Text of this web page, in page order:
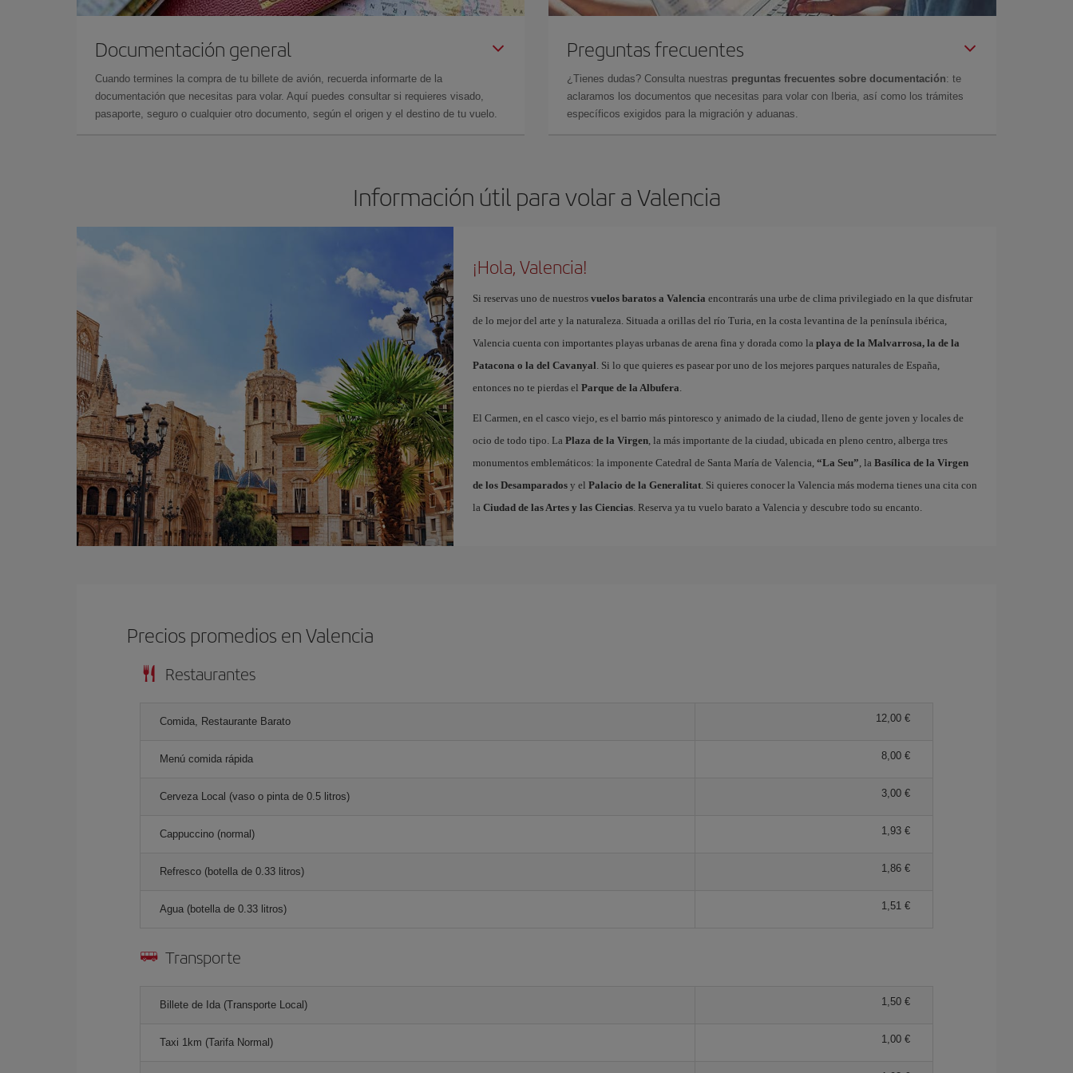
Documentación general
Cuando termines la compra de tu billete de avión, recuerda informarte de la
documentación que necesitas para volar. Aquí puedes consultar si requieres visado,
pasaporte, seguro o cualquier otro documento, según el origen y el destino de tu vuelo.
Preguntas frecuentes
¿Tienes dudas? Consulta nuestras preguntas frecuentes sobre documentación: te
aclaramos los documentos que necesitas para volar con Iberia, así como los trámites
específicos exigidos para la migración y aduanas.
Información útil para volar a Valencia
¡Hola, Valencia!
Si reservas uno de nuestros vuelos baratos a Valencia encontrarás una urbe de clima privilegiado en la que disfrutar
de lo mejor del arte y la naturaleza. Situada a orillas del río Turia, en la costa levantina de la península ibérica,
Valencia cuenta con importantes playas urbanas de arena fina y dorada como la playa de la Malvarrosa, la de la
Patacona o la del Cavanyal. Si lo que quieres es pasear por uno de los mejores parques naturales de España,
entonces no te pierdas el Parque de la Albufera.
El Carmen, en el casco viejo, es el barrio más pintoresco y animado de la ciudad, lleno de gente joven y locales de
ocio de todo tipo. La Plaza de la Virgen, la más importante de la ciudad, ubicada en pleno centro, alberga tres
monumentos emblemáticos: la imponente Catedral de Santa María de Valencia, “La Seu”, la Basílica de la Virgen
de los Desamparadosy el Palacio de la Generalitat. Si quieres conocer la Valencia más moderna tienes una cita con
la Ciudad de las Artes y las Ciencias. Reserva ya tu vuelo barato a Valencia y descubre todo su encanto.
Precios promedios en Valencia
Restaurantes
Comida, Restaurante Barato 12,00 €
Menú comida rápida 8,00 €
Cerveza Local (vaso o pinta de 0.5 litros) 3,00 €
Cappuccino (normal) 1,93 €
Refresco (botella de 0.33 litros) 1,86 €
Agua (botella de 0.33 litros) 1,51 €
Transporte
Billete de Ida (Transporte Local) 1,50 €
Taxi 1km (Tarifa Normal) 1,00 €